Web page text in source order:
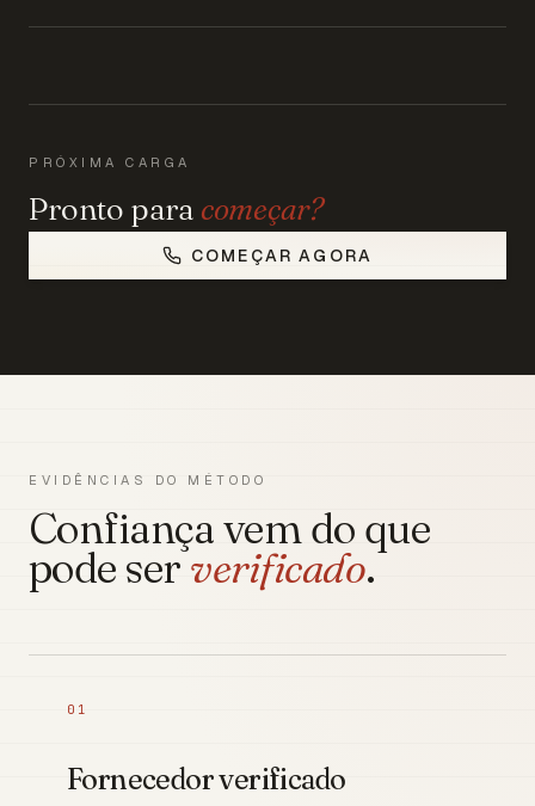
PRÓXIMA CARGA
Pronto para começar?
COMEÇAR AGORA
EVIDÊNCIAS DO MÉTODO
Confiança vem do que
pode serverificado.
01
Fornecedor verificado